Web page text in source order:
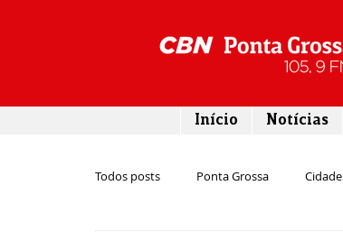
Início Notícias
Todos posts Ponta Grossa Cidade